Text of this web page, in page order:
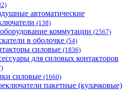
автоматические
(138)
коммутации (2567)
в оболочке (54)
силовые (1836)
для силовых контакторов
силовые (1660)
пакетные (кулачковые)